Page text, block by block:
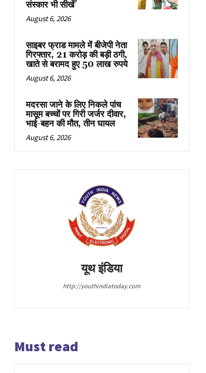
संस्कार भी सीखें’
August 6, 2026
साइबर फ्राड मामले में बीजेपी नेता
गिरफ्तार, 21 करोड़ की बड़ी ठगी,
खाते से बरामद हुए 50 लाख रुपये
August 6, 2026
मदरसा जाने के लिए निकले पांच
मासूम बच्चों पर गिरी जर्जर दीवार,
भाई-बहन की मौत, तीन घायल
August 6, 2026
यूथ इंडिया
http://youthindiatoday.com
Must read